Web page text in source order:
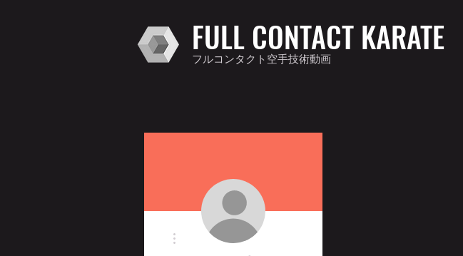
フルコンタクト空手技術動画
FULL CONTACT KARATE